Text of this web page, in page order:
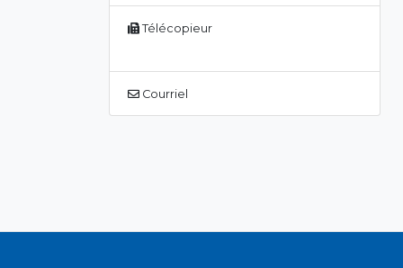
Télécopieur
Courriel